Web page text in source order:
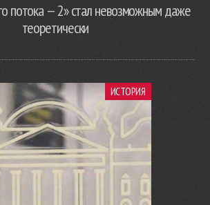
потока — 2» стал невозможным даже
теоретически
ИСТОРИЯ